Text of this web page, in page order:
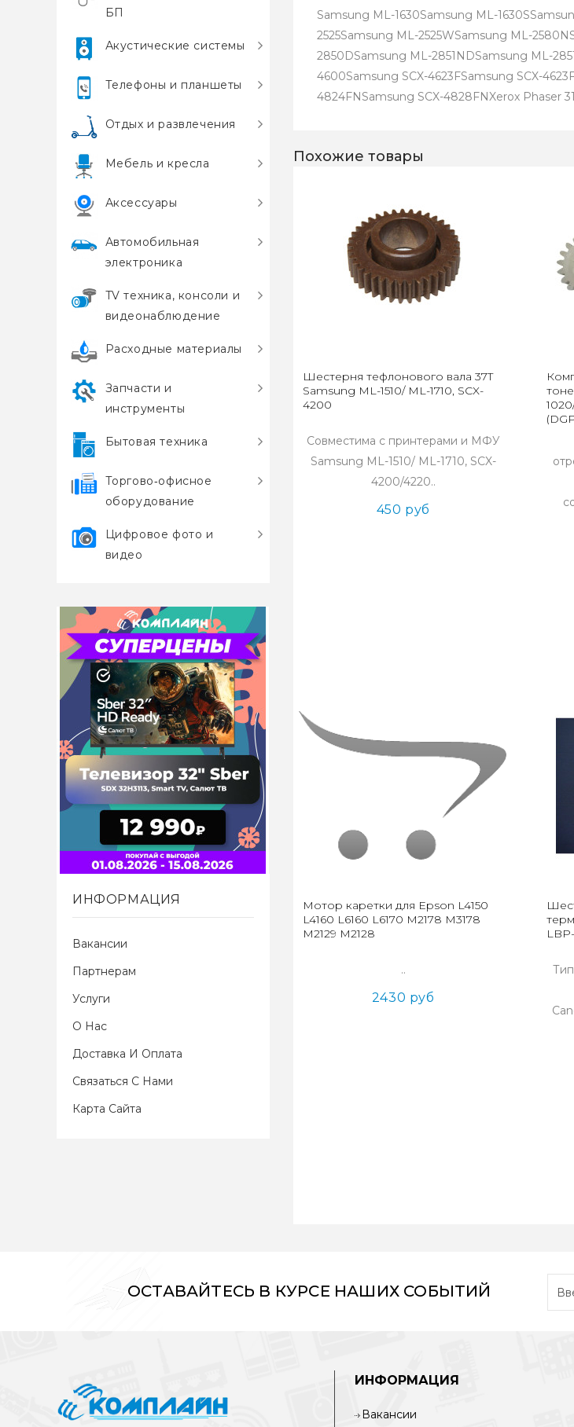
БП
Акустические системы
Телефоны и планшеты
Отдых и развлечения
Мебель и кресла
Аксессуары
Автомобильная
электроника
TV техника, консоли и
видеонаблюдение
Расходные материалы
Запчасти и
инструменты
Бытовая техника
Торгово‑офисное
оборудование
Цифровое фото и
видео
ИНФОРМАЦИЯ
Вакансии
Партнерам
Услуги
О Нас
Доставка И Оплата
Связаться С Нами
Карта Сайта
Samsung ML-1630Samsung ML-
2525Samsung ML-2525WSamsung ML-
2850DSamsung ML-2851NDSamsung ML-
4600Samsung SCX-4623FSamsung SCX-
4824FNSamsung SCX-4828FNXerox Phaser
Похожие товары
Шестерня тефлонового вала 37T
Samsung ML-1510/ ML-1710, SCX-
4200
Совместима с принтерами и МФУ
Samsung ML-1510/ ML-1710, SCX-
4200/4220..
450 руб
Мотор каретки для Epson L4150
L4160 L6160 L6170 M2178 M3178
M2129 M2128
..
2430 руб
ОСТАВАЙТЕСЬ В КУРСЕ НАШИХ СОБЫТИЙ
ИНФОРМАЦИЯ
Вакансии